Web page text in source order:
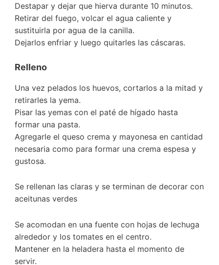
Destapar y dejar que hierva durante 10 minutos.
Retirar del fuego, volcar el agua caliente y
sustituirla por agua de la canilla.
Dejarlos enfriar y luego quitarles las cáscaras.
Relleno
Una vez pelados los huevos, cortarlos a la mitad y
retirarles la yema.
Pisar las yemas con el paté de hígado hasta
formar una pasta.
Agregarle el queso crema y mayonesa en cantidad
necesaria como para formar una crema espesa y
gustosa.
Se rellenan las claras y se terminan de decorar con
aceitunas verdes
Se acomodan en una fuente con hojas de lechuga
alrededor y los tomates en el centro.
Mantener en la heladera hasta el momento de
servir.